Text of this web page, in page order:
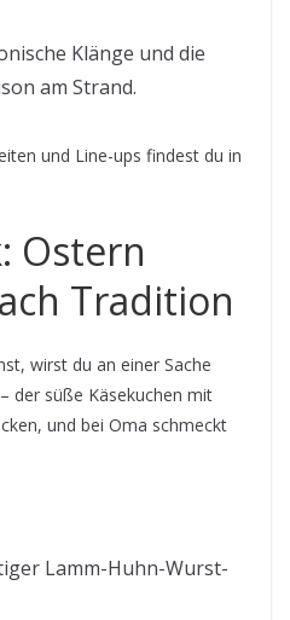
Klänge und die
am Strand.
und Line-ups findest du in
Ostern
Tradition
wirst du an einer Sache
– der süße Käsekuchen mit
und bei Oma schmeckt
Lamm-Huhn-Wurst-